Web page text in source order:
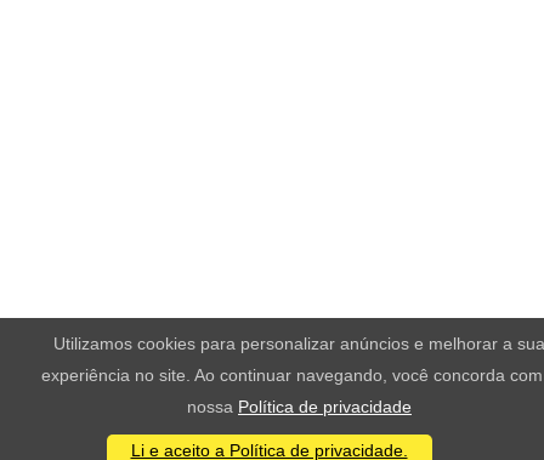
Utilizamos cookies para personalizar anúncios e melhorar a sua
experiência no site. Ao continuar navegando, você concorda
nossa Política de privacidade
Li e aceito a Política de privacidade.